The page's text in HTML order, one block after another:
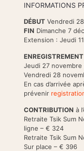
INFORMATIONS
DÉBUT Vendredi
FIN Dimanche 7
Extension : Jeudi
Jeudi 27 novembre
Vendredi 28
En cas d’arrivée
prévenir
CONTRIBUTION à
Retraite Tsik Sum
ligne – € 324
Retraite Tsik Sum
Sur place – € 396